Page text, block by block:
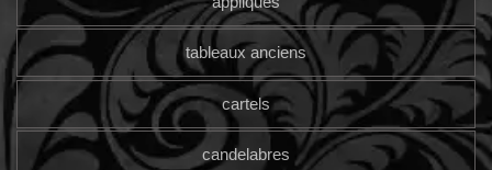
tableaux anciens
cartels
candelabres